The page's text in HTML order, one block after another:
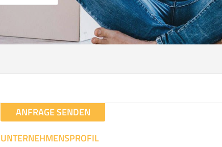
ANFRAGE SENDEN
UNTERNEHMENSPROFIL